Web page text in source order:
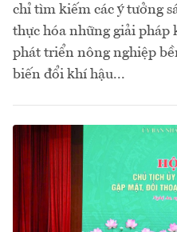
chỉ tìm kiếm các ý tưởng
thực hóa những giải pháp
phát triển nông nghiệp
biến đổi khí hậu...